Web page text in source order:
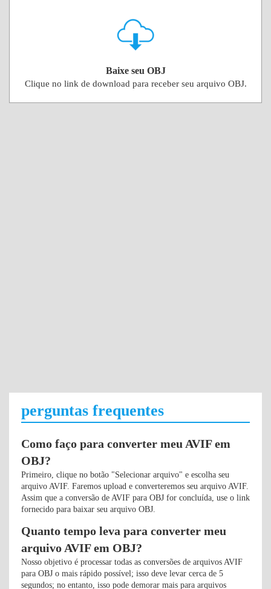
Baixe seu OBJ
Clique no link de download para receber seu arquivo OBJ.
perguntas frequentes
Como faço para converter meu AVIF em
OBJ?
Primeiro, clique no botão "Selecionar arquivo" e escolha seu
arquivo AVIF. Faremos upload e converteremos seu arquivo AVIF.
Assim que a conversão de AVIF para OBJ for concluída, use o link
fornecido para baixar seu arquivo OBJ.
Quanto tempo leva para converter meu
arquivo AVIF em OBJ?
Nosso objetivo é processar todas as conversões de arquivos AVIF
para OBJ o mais rápido possível; isso deve levar cerca de 5
segundos; no entanto, isso pode demorar mais para arquivos